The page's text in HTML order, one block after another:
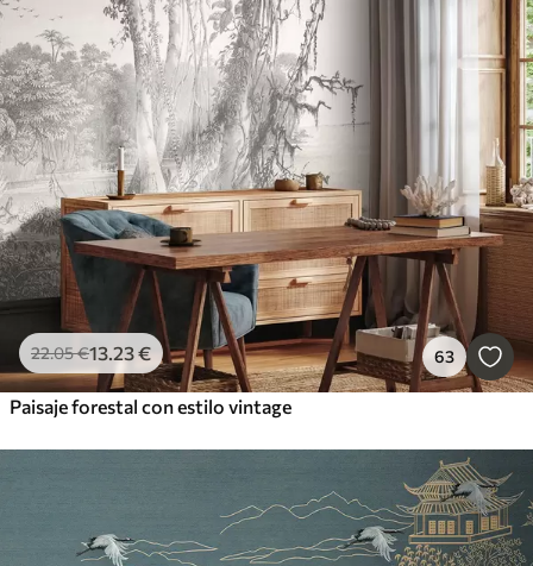
22.05€13.23€ 63
Paisaje forestal con estilo vintage